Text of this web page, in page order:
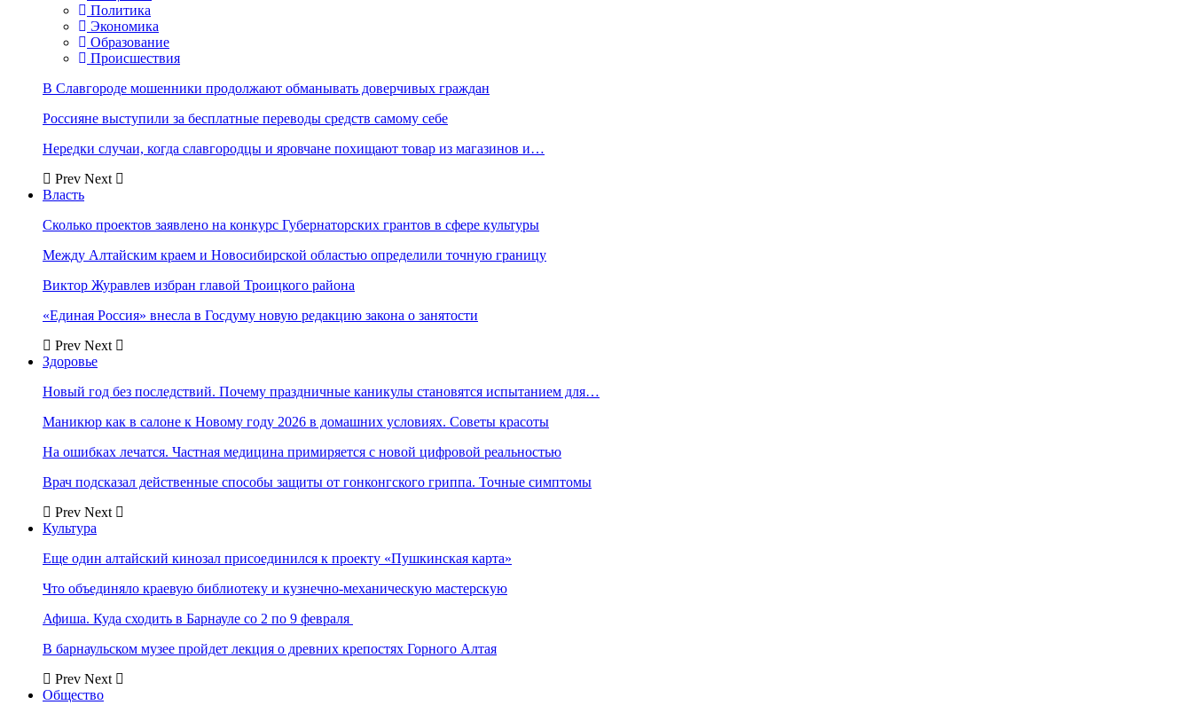
Политика
Экономика
Образование
Происшествия
В Славгороде мошенники продолжают обманывать доверчивых граждан
Россияне выступили за бесплатные переводы средств самому себе
Нередки случаи, когда славгородцы и яровчане похищают товар из магазинов и…
Prev Next
Власть
Сколько проектов заявлено на конкурс Губернаторских грантов в сфере культуры
Между Алтайским краем и Новосибирской областью определили точную границу
Виктор Журавлев избран главой Троицкого района
«Единая Россия» внесла в Госдуму новую редакцию закона о занятости
Prev Next
Здоровье
Новый год без последствий. Почему праздничные каникулы становятся испытанием для…
Маникюр как в салоне к Новому году 2026 в домашних условиях. Советы красоты
На ошибках лечатся. Частная медицина примиряется с новой цифровой реальностью
Врач подсказал действенные способы защиты от гонконгского гриппа. Точные симптомы
Prev Next
Культура
Еще один алтайский кинозал присоединился к проекту «Пушкинская карта»
Что объединяло краевую библиотеку и кузнечно-механическую мастерскую
Афиша. Куда сходить в Барнауле со 2 по 9 февраля
В барнаульском музее пройдет лекция о древних крепостях Горного Алтая
Prev Next
Общество